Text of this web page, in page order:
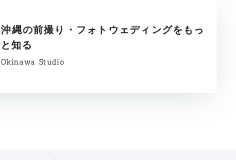
沖縄の前撮り・フォトウェディングをもっ
と知る
Okinawa Studio